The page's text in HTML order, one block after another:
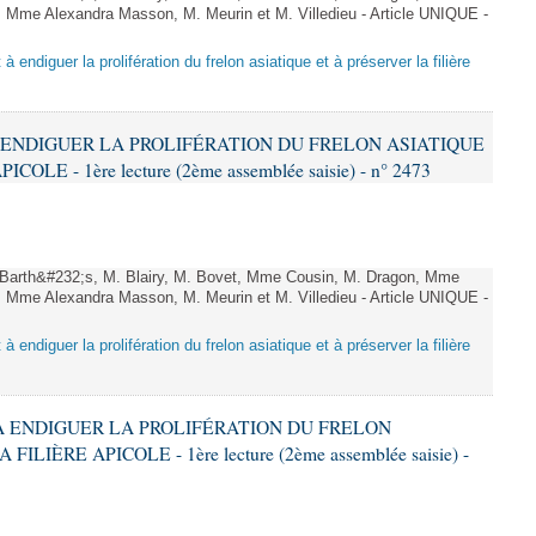
Alexandra Masson, M. Meurin et M. Villedieu - Article UNIQUE -
endiguer la prolifération du frelon asiatique et à préserver la filière
LA PROLIFÉRATION DU FRELON ASIATIQUE
- 1ère lecture (2ème assemblée saisie) - n° 2473
M. Blairy, M. Bovet, Mme Cousin, M. Dragon, Mme
Alexandra Masson, M. Meurin et M. Villedieu - Article UNIQUE -
endiguer la prolifération du frelon asiatique et à préserver la filière
ENDIGUER LA PROLIFÉRATION DU FRELON
APICOLE - 1ère lecture (2ème assemblée saisie) -